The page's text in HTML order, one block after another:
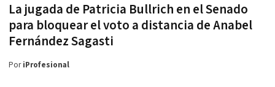
La jugada de Patricia Bullrich en el Senado
para bloquear el voto a distancia de Anabel
Fernández Sagasti
PoriProfesional